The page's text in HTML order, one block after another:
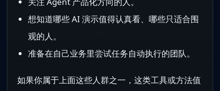
想知道哪些 AI 演示值得认真看、哪些只适合围
观的人。
准备在自己业务里尝试任务自动执行的团队。
如果你属于上面这些人群之一，这类工具或方法值